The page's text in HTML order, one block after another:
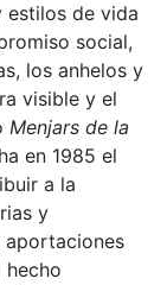
estilos de vida
social,
los anhelos y
visible y el
Menjars de la
en 1985 el
a la
y
aportaciones
hecho